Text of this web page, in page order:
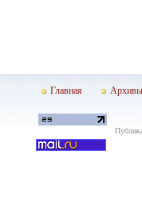
Главная Архивы